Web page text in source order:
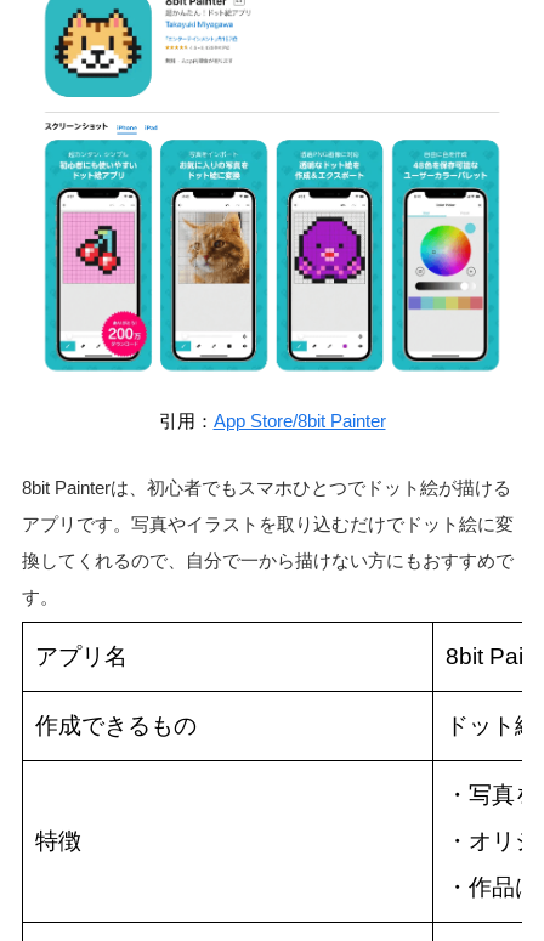
引用： App Store/8bit Painter
8bit Painterは、初心者でもスマホひとつでドット絵が描ける
アプリです。写真やイラストを取り込むだけでドット絵に変
換してくれるので、自分で一から描けない方にもおすすめで
す。
アプリ名 8bit
作成できるもの ドット絵
特徴
・写真
・オリ
・作品